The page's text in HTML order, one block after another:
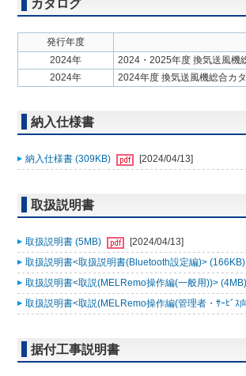
カタログ
発行年度
2024年
2024・2025年度 換気送風機
2024年
2024年度 換気送風機総合カ
納入仕様書
納入仕様書 (309KB) [2024/04/13]
取扱説明書
取扱説明書 (5MB)
[2024/04/13]
取扱説明書<取扱説明書(Bluetooth設定編)> (166KB)
取扱説明書<取説(MELRemo操作編(一般用))> (4MB)
取扱説明書<取説(MELRemo操作編(管理者・ｻｰﾋﾞｽ
据付工事説明書